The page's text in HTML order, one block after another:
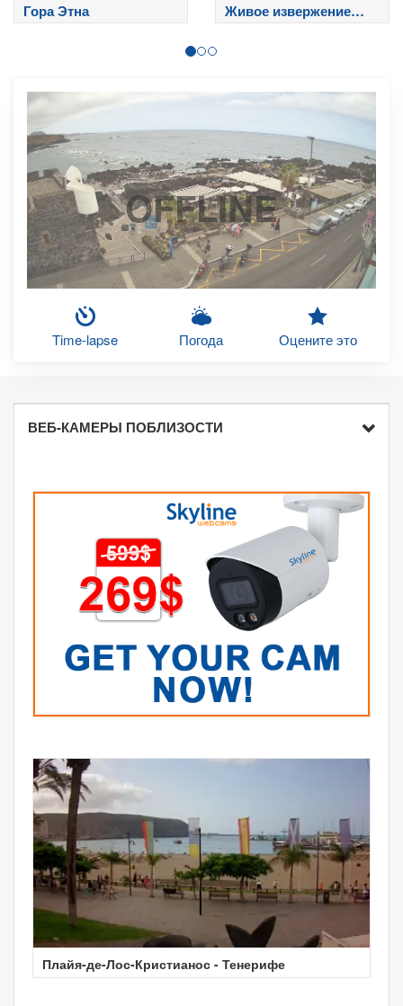
Гора Этна
Живое извержение
Этны
OFFLINE
Time-lapse Погода Оцените это
ВЕБ-КАМЕРЫ ПОБЛИЗОСТИ
Плайя-де-Лос-Кристианос - Тенерифе